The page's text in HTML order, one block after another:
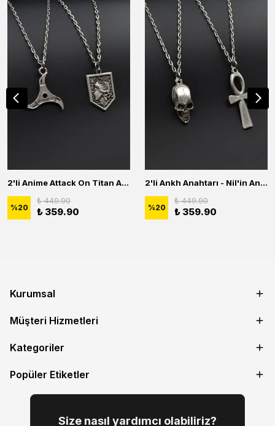
2'li Anime Attack On Titan Acrylic Maria Anime Naruto Erkek Kadın Kolye Seti
%20
₺ 449.90
₺ 359.90
2'li Ankh Anahtarı - Nil'in Anahtarı - Kuru Kafa Erkek Kadın Kolye Seti
%20
₺ 449.90
₺ 359.90
Kurumsal
Müşteri Hizmetleri
Kategoriler
Popüler Etiketler
Size nasıl yardımcı olabiliriz?